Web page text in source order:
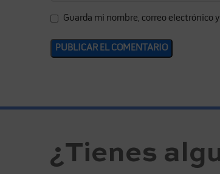
Guarda mi nombre, correo electrónico
¿Tienes